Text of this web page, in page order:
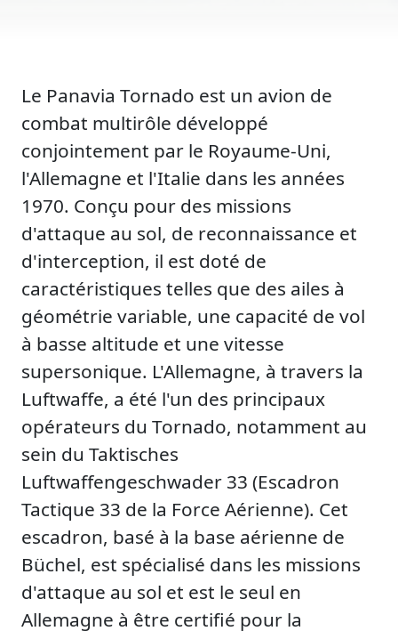
Le Panavia Tornado est un avion de
combat multirôle développé
conjointement par le Royaume-Uni,
l'Allemagne et l'Italie dans les années
1970. Conçu pour des missions
d'attaque au sol, de reconnaissance et
d'interception, il est doté de
caractéristiques telles que des ailes à
géométrie variable, une capacité de vol
à basse altitude et une vitesse
supersonique. L'Allemagne, à travers la
Luftwaffe, a été l'un des principaux
opérateurs du Tornado, notamment au
sein du Taktisches
Luftwaffengeschwader 33 (Escadron
Tactique 33 de la Force Aérienne). Cet
escadron, basé à la base aérienne de
Büchel, est spécialisé dans les missions
d'attaque au sol et est le seul en
Allemagne à être certifié pour la